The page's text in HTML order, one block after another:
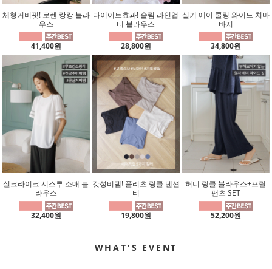
체형커버핏! 로렌 캉캉 블라
우스
41,400원
다이어트효과! 슬림 라인업
티 블라우스
28,800원
실키 에어 쿨링 와이드 치마
바지
34,800원
실크라이크 시스루 소매 블
라우스
32,400원
갓성비템! 플리츠 링클 텐션
티
19,800원
허니 링클 블라우스+프릴
팬츠 SET
52,200원
WHAT'S EVENT